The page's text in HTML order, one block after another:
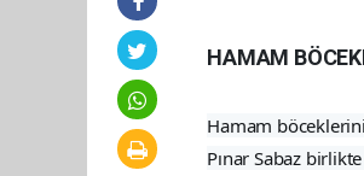
HAMAM
Hamam
Pınar Sabaz